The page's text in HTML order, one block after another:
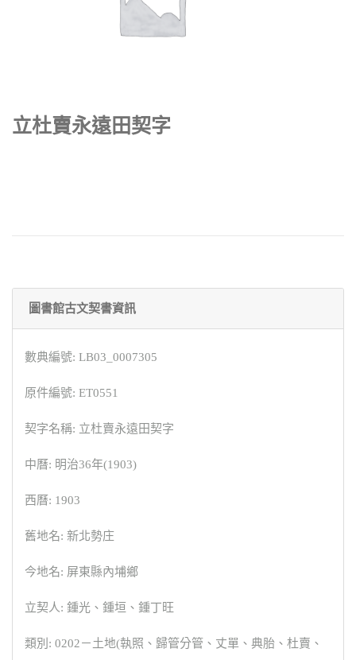
立杜賣永遠田契字
圖書館古文契書資訊
數典編號: LB03_0007305
原件編號: ET0551
契字名稱: 立杜賣永遠田契字
中曆: 明治36年(1903)
西曆: 1903
舊地名: 新北勢庄
今地名: 屏東縣內埔鄉
立契人: 鍾光、鍾垣、鍾丁旺
類別: 0202－土地(執照、歸管分管、丈單、典胎、杜賣、